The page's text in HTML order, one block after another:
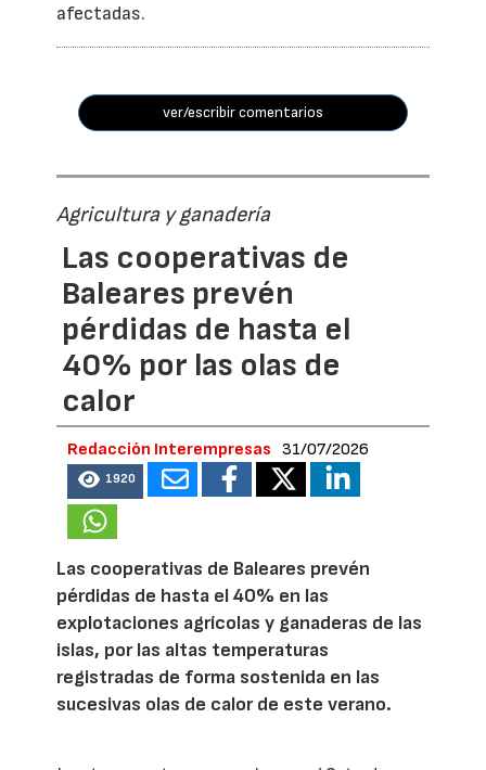
afectadas.
ver/escribir comentarios
Agricultura y ganadería
Las cooperativas de
Baleares prevén
pérdidas de hasta el
40% por las olas de
calor
Redacción Interempresas 31/07/2026
1920
Las cooperativas de Baleares prevén
pérdidas de hasta el 40% en las
explotaciones agrícolas y ganaderas de las
islas, por las altas temperaturas
registradas de forma sostenida en las
sucesivas olas de calor de este verano.